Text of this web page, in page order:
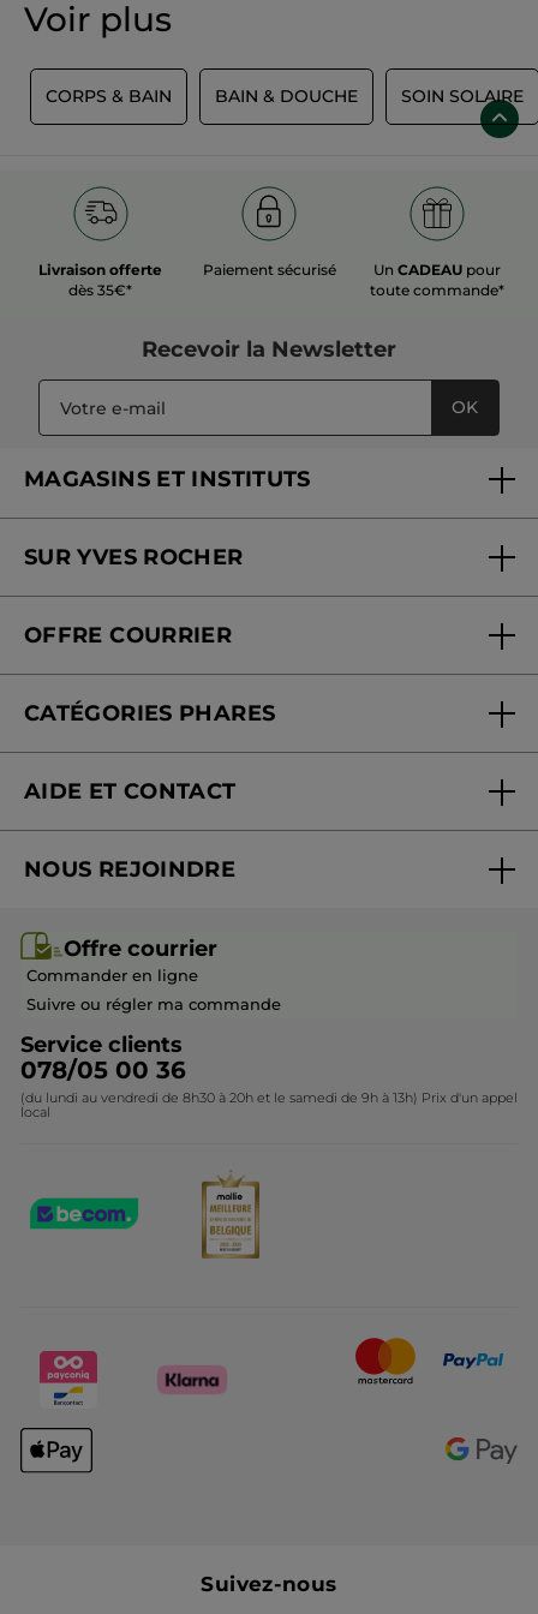
retrouver la ligne et d'éliminer l'effet peau d'orange. À vous le
ventre plat, les jambes fuselées et la sensation de légèreté !
Voir plus
CORPS & BAIN BAIN & DOUCHE SOIN SOLAIRE
Livraison offerte
dès 35€*
Paiement sécurisé UnCADEAU pour
toute commande*
Recevoir la Newsletter
OK
MAGASINS ET INSTITUTS
Soins en institut
SUR YVES ROCHER
Nos engagements
Blog Act Beautiful
OFFRE COURRIER
CATÉGORIES PHARES
Promotions
Idées cadeaux
Collection de Noël
AIDE ET CONTACT
Mes cadeaux
Questions & Réponses
Contactez-nous
NOUS REJOINDRE
Devenir franchisé ou gérant
Offre courrier
Commander en ligne
Suivre ou régler ma commande
Service clients
078/05 00 36
(du lundi au vendredi de 8h30 à 20h et le samedi de 9h à 13h) Prix d'un appel
local
Suivez-nous